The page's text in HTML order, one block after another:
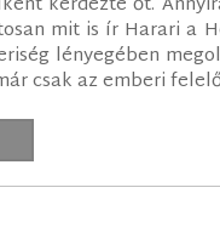
mit is ír Harari a
lényegében
csak az emberi